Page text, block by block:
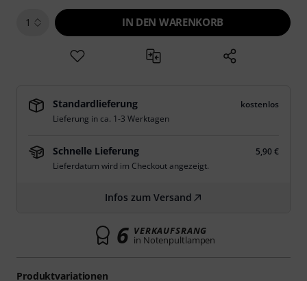
Produktvariationen
1 IN DEN WARENKORB
Standardlieferung
kostenlos
Lieferung in ca. 1-3 Werktagen
Schnelle Lieferung
5,90 €
Lieferdatum wird im Checkout angezeigt.
Infos zum Versand
6 VERKAUFSRANG
in Notenpultlampen